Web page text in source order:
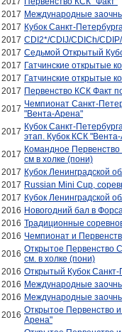
Международные
Кубок Санкт-
CDI2*/CDIJ/CDICh/
Седьмой Открытый
Гатчинские открытые
Гатчинские открытые
Первенство КСК Факт
Чемпионат Санкт-
"Вента-Арена"
Кубок Санкт-
этап. Кубок КСК
Командное
см в холке (пони)
Кубок Ленинградской
Russian Mini Cup,
Кубок Ленинградской
Новогодний бал в
Традиционные
Чемпионат и
2016 Открытое Первенство
см. в холке (пони)
Открытый Кубок Санкт-
Международные
Международные
2016 Открытое Первенство
Арена"